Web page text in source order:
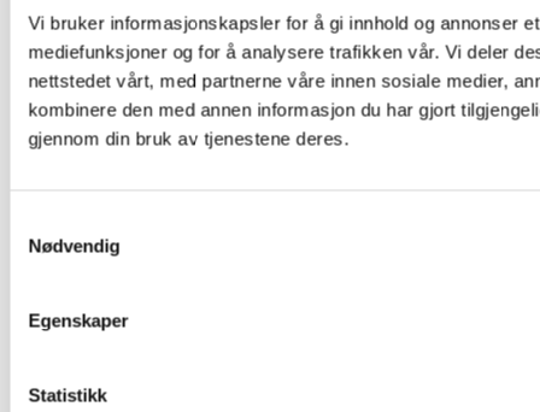
Vi bruker informasjonskapsler for å gi innhold og annonser
mediefunksjoner og for å analysere trafikken vår. Vi deler
nettstedet vårt, med partnerne våre innen sosiale medier,
kombinere den med annen informasjon du har gjort
gjennom din bruk av tjenestene deres.
Nødvendig
Egenskaper
Statistikk
I industriområdene er det ikke tillatt plassering av
forurensende, brann- og eksplosjonsfarlige
virksomheter.
avskjerming mot friområde. Innhegningens